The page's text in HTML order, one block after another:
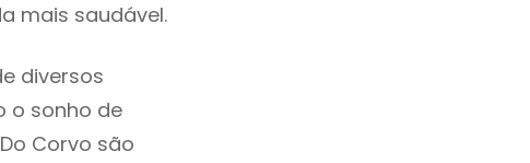
mais saudável.
diversos
o sonho de
Corvo são